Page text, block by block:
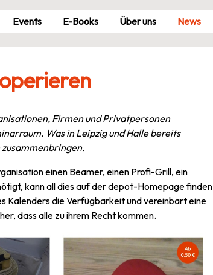
Events E-Books Über uns News
Firmen und Privatpersonen
Was in Leipzig und Halle bereits
einen Beamer, einen Profi-Grill, ein
kann all dies auf der depot-Homepage finden
Kalenders die Verfügbarkeit und vereinbart eine
dass alle zu ihrem Recht kommen.